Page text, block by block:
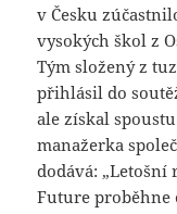
v Česku
vysokých škol z
Tým složený z
přihlásil do
ale získal
manažerka
dodává:
Future proběhne